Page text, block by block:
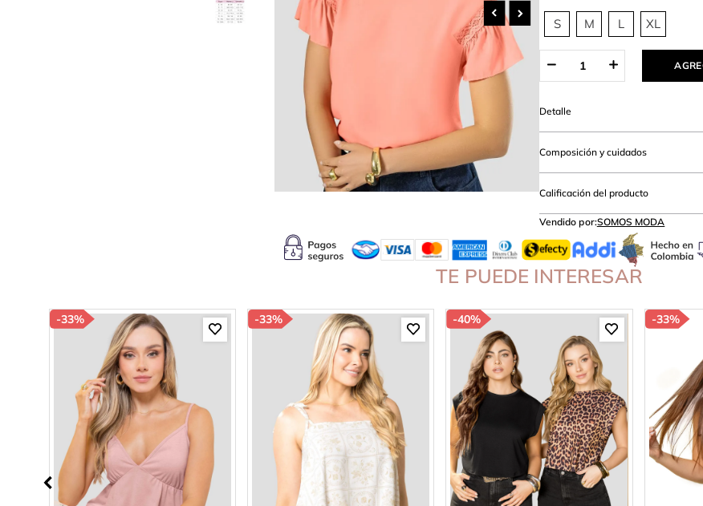
S M L XL
Detalle
Composición y cuidados
Calificación del producto
Vendido por:SOMOS MODA
TE PUEDE INTERESAR
-33% -33% -40% -33%
10